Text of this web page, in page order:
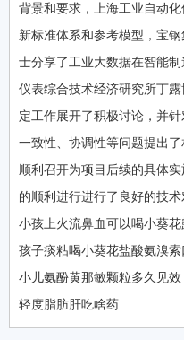
背景和要求，上海工业自
新标准体系和参考模型，
士分享了工业大数据在智能制
仪表综合技术经济研究所丁
定工作展开了积极讨论，
一致性、协调性等问题提
顺利召开为项目后续的具体实
的顺利进行进行了良好的技术对
小孩上火流鼻血可以喝小葵花
孩子痰粘喝小葵花盐酸氨溴
小儿氨酚黄那敏颗粒多久见效
轻度脂肪肝吃啥药